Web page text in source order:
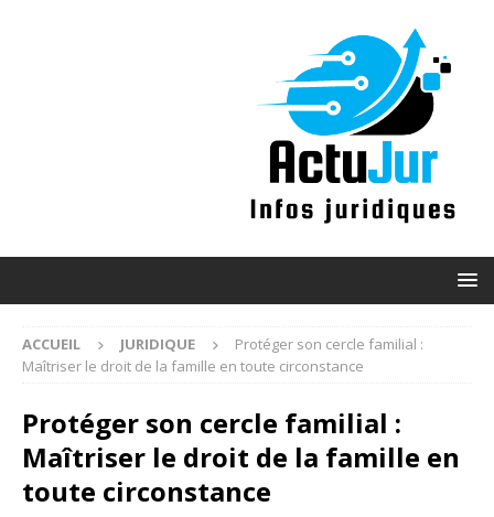
ACCUEIL JURIDIQUE
Protéger son cercle familial :
Maîtriser le droit de la famille en toute circonstance
Protéger son cercle familial :
Maîtriser le droit de la famille en
toute circonstance